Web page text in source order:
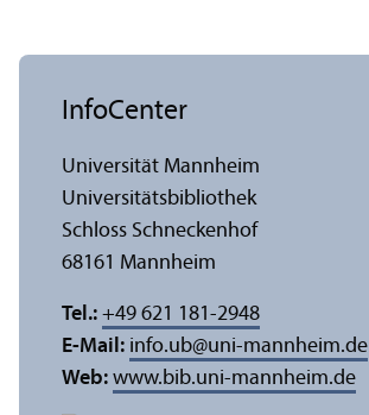
InfoCenter
Universität Mannheim
Universitäts­bibliothek
Schloss Schneckenhof
68161 Mannheim
Tel.: +49 621 181-2948
E-Mail: info.ub@uni-mannheim.de
Web: www.bib.uni-mannheim.de